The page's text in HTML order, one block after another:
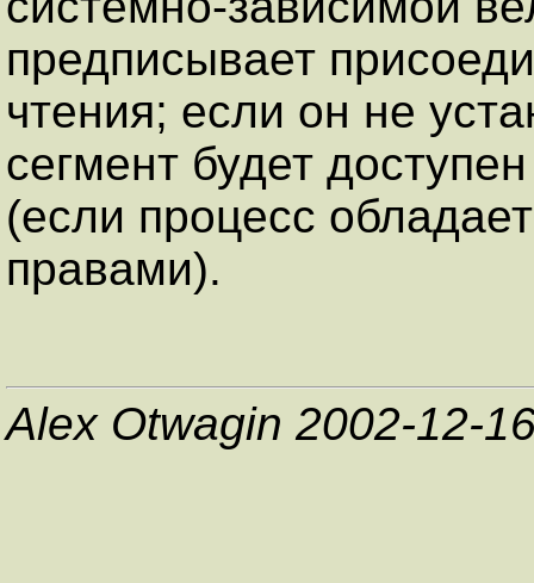
предписывает
чтения; если он не
сегмент будет
(если процесс
правами).
Alex Otwagin 2002-12-